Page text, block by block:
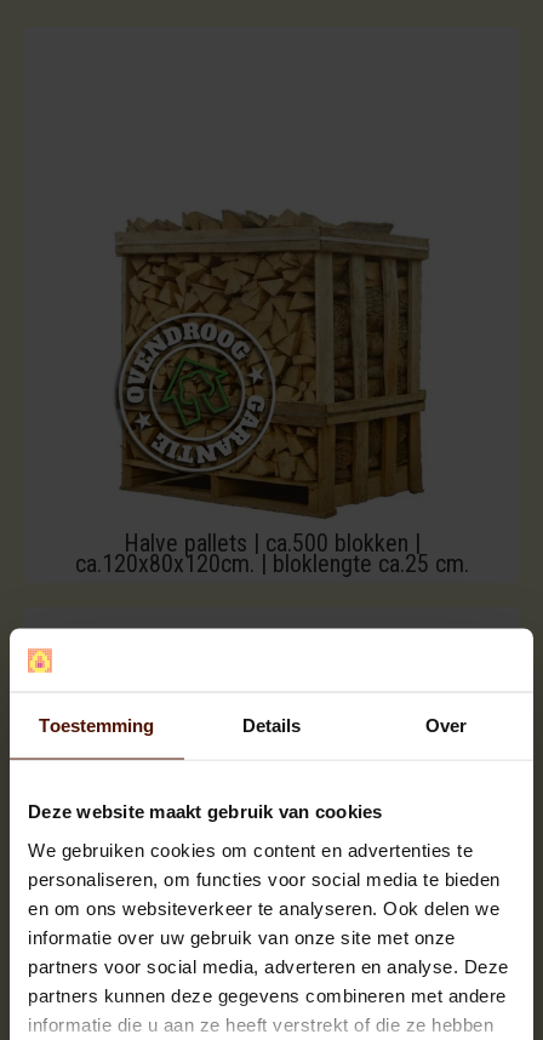
Toestemming Details Over
Deze website maakt gebruik van cookies
We gebruiken cookies om content en advertenties te
personaliseren, om functies voor social media te bieden
en om ons websiteverkeer te analyseren. Ook delen we
informatie over uw gebruik van onze site met onze
partners voor social media, adverteren en analyse. Deze
partners kunnen deze gegevens combineren met andere
informatie die u aan ze heeft verstrekt of die ze hebben
Halve pallets | ca.500 blokken |
ca.120x80x120cm. | bloklengte ca.25 cm.